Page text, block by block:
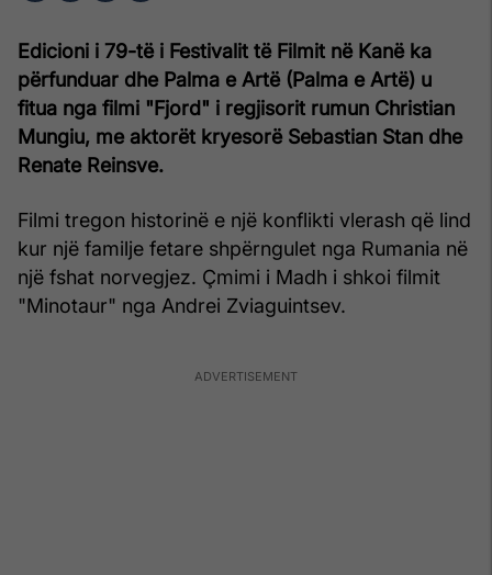
Edicioni i 79-të i Festivalit të Filmit në Kanë ka
përfunduar dhe Palma e Artë (Palma e Artë) u
fitua nga filmi "Fjord" i regjisorit rumun Christian
Mungiu, me aktorët kryesorë Sebastian Stan dhe
Renate Reinsve.
Filmi tregon historinë e një konflikti vlerash që lind
kur një familje fetare shpërngulet nga Rumania në
një fshat norvegjez. Çmimi i Madh i shkoi filmit
"Minotaur" nga Andrei Zviaguintsev.